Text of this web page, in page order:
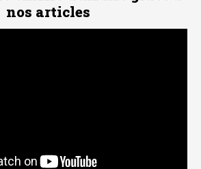
nos articles